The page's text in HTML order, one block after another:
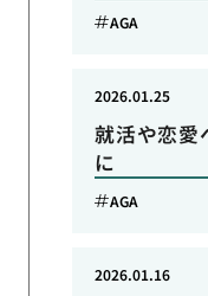
AGA
就活や恋愛
に
2026.01.25
AGA
2026.01.16